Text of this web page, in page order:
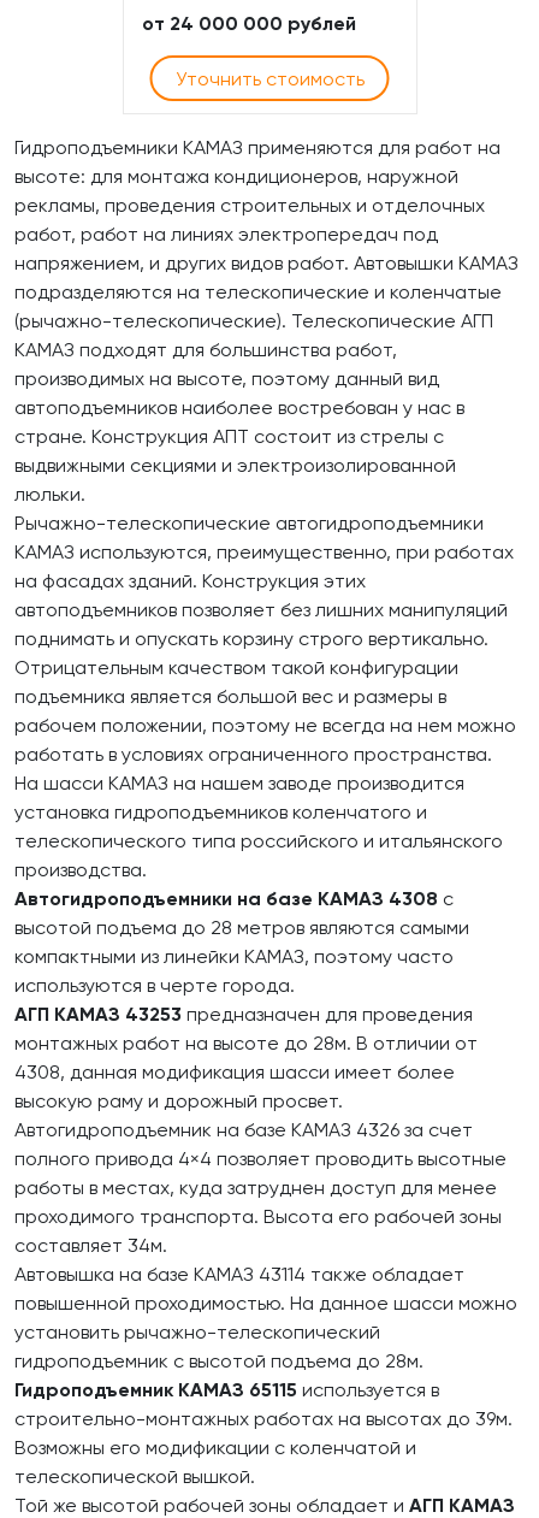
от 24 000 000 рублей
Уточнить стоимость
Гидроподъемники КАМАЗ применяются для работ на
высоте: для монтажа кондиционеров, наружной
рекламы, проведения строительных и отделочных
работ, работ на линиях электропередач под
напряжением, и других видов работ. Автовышки КАМАЗ
подразделяются на телескопические и коленчатые
(рычажно-телескопические). Телескопические АГП
КАМАЗ подходят для большинства работ,
производимых на высоте, поэтому данный вид
автоподъемников наиболее востребован у нас в
стране. Конструкция АПТ состоит из стрелы с
выдвижными секциями и электроизолированной
люльки.
Рычажно-телескопические автогидроподъемники
КАМАЗ используются, преимущественно, при работах
на фасадах зданий. Конструкция этих
автоподъемников позволяет без лишних манипуляций
поднимать и опускать корзину строго вертикально.
Отрицательным качеством такой конфигурации
подъемника является большой вес и размеры в
рабочем положении, поэтому не всегда на нем можно
работать в условиях ограниченного пространства.
На шасси КАМАЗ на нашем заводе производится
установка гидроподъемников коленчатого и
телескопического типа российского и итальянского
производства.
Автогидроподъемники на базе КАМАЗ 4308 с
высотой подъема до 28 метров являются самыми
компактными из линейки КАМАЗ, поэтому часто
используются в черте города.
АГП КАМАЗ 43253 предназначен для проведения
монтажных работ на высоте до 28м. В отличии от
4308, данная модификация шасси имеет более
высокую раму и дорожный просвет.
Автогидроподъемник на базе КАМАЗ 4326 за счет
полного привода 4×4 позволяет проводить высотные
работы в местах, куда затруднен доступ для менее
проходимого транспорта. Высота его рабочей зоны
составляет 34м.
Автовышка на базе КАМАЗ 43114 также обладает
повышенной проходимостью. На данное шасси можно
установить рычажно-телескопический
гидроподъемник с высотой подъема до 28м.
Гидроподъемник КАМАЗ 65115 используется в
строительно-монтажных работах на высотах до 39м.
Возможны его модификации с коленчатой и
телескопической вышкой.
Той же высотой рабочей зоны обладает и АГП КАМАЗ